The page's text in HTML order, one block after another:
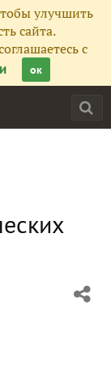
улучшить
сайта.
с
ок